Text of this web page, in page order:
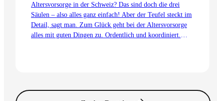
Altersvorsorge in der Schweiz? Das sind doch die drei
Säulen – also alles ganz einfach! Aber der Teufel steckt im
Detail, sagt man. Zum Glück geht bei der Altersvorsorge
alles mit guten Dingen zu. Ordentlich und koordiniert.